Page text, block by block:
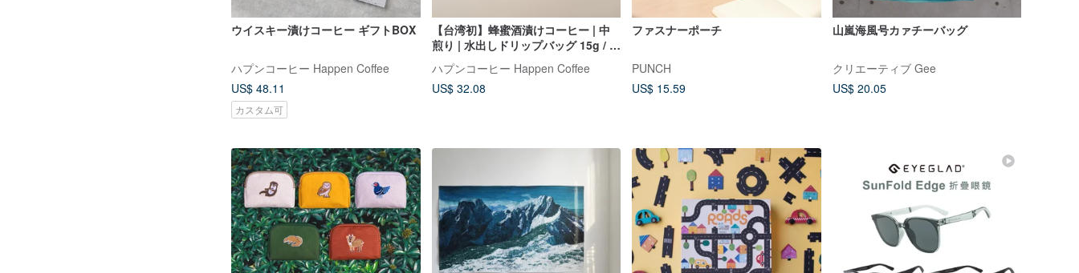
ウイスキー漬けコーヒー ギフトBOX
ハプンコーヒー Happen Coffee
US$ 48.11
カスタム可
【台湾初】蜂蜜酒漬けコーヒー | 中
煎り | 水出しドリップバッグ 15g / 8
個入り
ハプンコーヒー Happen Coffee
US$ 32.08
ファスナーポーチ
PUNCH
US$ 15.59
山嵐海風号カァチーバッグ
クリエーティブ Gee
US$ 20.05